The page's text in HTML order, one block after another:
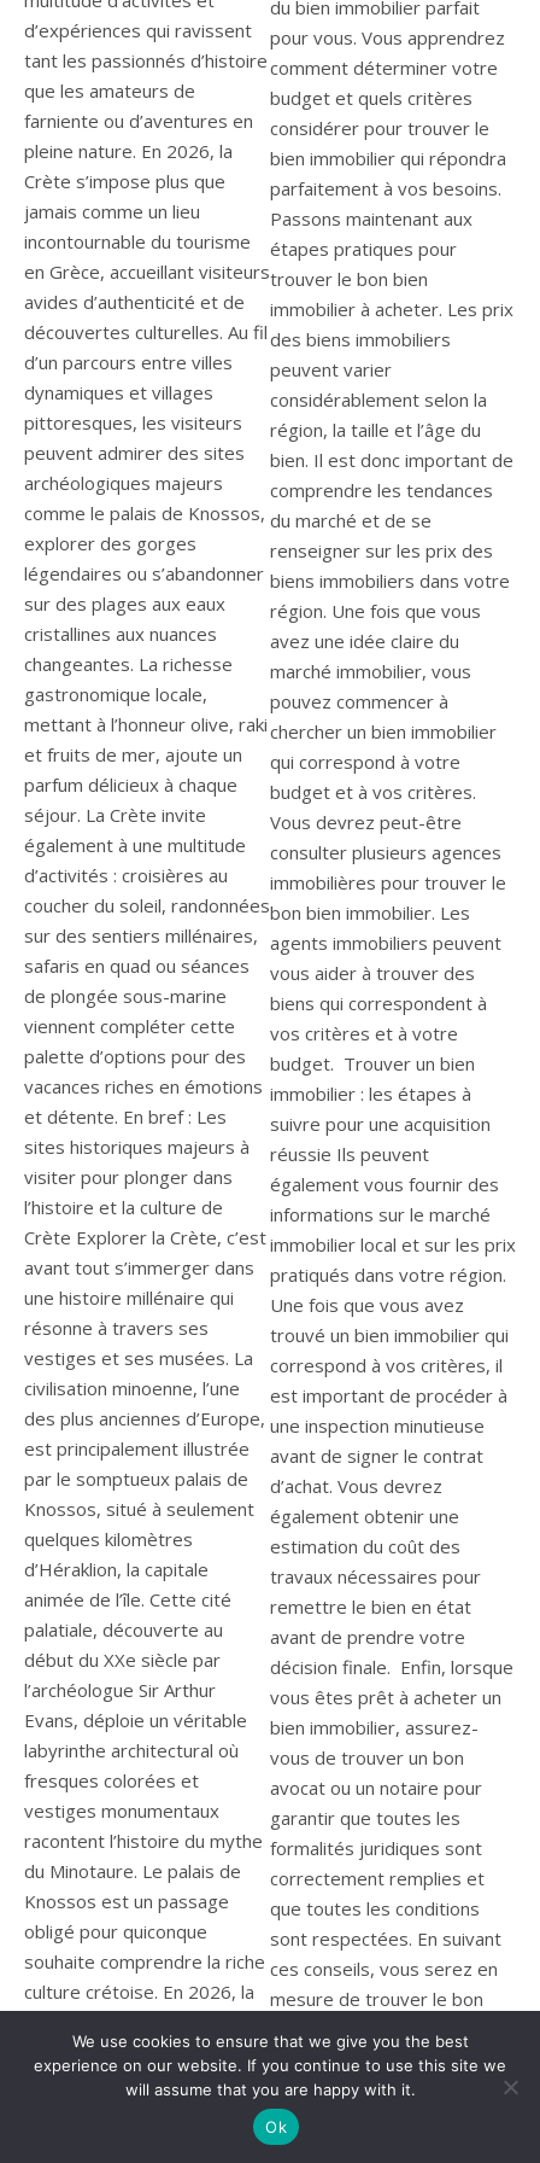
du bien immobilier parfait
pour vous. Vous apprendrez
comment déterminer votre
budget et quels critères
considérer pour trouver le
bien immobilier qui répondra
parfaitement à vos besoins.
Passons maintenant aux
étapes pratiques pour
trouver le bon bien
immobilier à acheter. Les prix
des biens immobiliers
peuvent varier
considérablement selon la
région, la taille et l’âge du
bien. Il est donc important de
comprendre les tendances
du marché et de se
renseigner sur les prix des
biens immobiliers dans votre
région. Une fois que vous
avez une idée claire du
marché immobilier, vous
pouvez commencer à
chercher un bien immobilier
qui correspond à votre
budget et à vos critères.
Vous devrez peut-être
consulter plusieurs agences
immobilières pour trouver le
bon bien immobilier. Les
agents immobiliers peuvent
vous aider à trouver des
biens qui correspondent à
vos critères et à votre
budget. Trouver un bien
immobilier : les étapes à
suivre pour une acquisition
réussie Ils peuvent
également vous fournir des
informations sur le marché
immobilier local et sur les prix
pratiqués dans votre région.
Une fois que vous avez
trouvé un bien immobilier qui
correspond à vos critères, il
est important de procéder à
une inspection minutieuse
avant de signer le contrat
d’achat. Vous devrez
également obtenir une
estimation du coût des
travaux nécessaires pour
remettre le bien en état
avant de prendre votre
décision finale. Enfin, lorsque
vous êtes prêt à acheter un
bien immobilier, assurez-
vous de trouver un bon
avocat ou un notaire pour
garantir que toutes les
formalités juridiques sont
correctement remplies et
que toutes les conditions
sont respectées. En suivant
ces conseils, vous serez en
mesure de trouver le bon
bien immobilier pour
répondre à vos besoins et à
votre budget. N’oubliez pas
qu’il s’agit d’un
investissement important et
We use cookies to ensure that we give you the best
experience on our website. If you continue to use this site we
will assume that you are happy with it.
Ok